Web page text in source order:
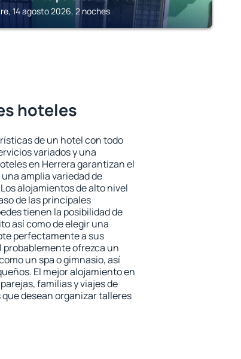
14 agosto 2026, 2 noches
hoteles
de un hotel con todo
variados y una
en Herrera garantizan el
amplia variedad de
alojamientos de alto nivel
de las principales
tienen la posibilidad de
así como de elegir una
perfectamente a sus
probablemente ofrezca un
un spa o gimnasio, así
El mejor alojamiento en
familias y viajes de
desean organizar talleres